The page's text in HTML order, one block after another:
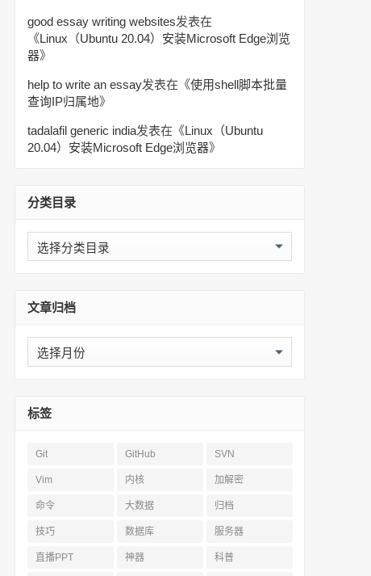
good essay writing websites发表在
《Linux（Ubuntu 20.04）安装Microsoft Edge浏览
器》
help to write an essay发表在《使用shell脚本批量
查询IP归属地》
tadalafil generic india发表在《Linux（Ubuntu
20.04）安装Microsoft Edge浏览器》
分类目录
分
类
文章归档
文
章
标签
Git GitHub SVN
Vim 内核 加解密
命令 大数据 归档
技巧 数据库 服务器
直播PPT 神器 科普